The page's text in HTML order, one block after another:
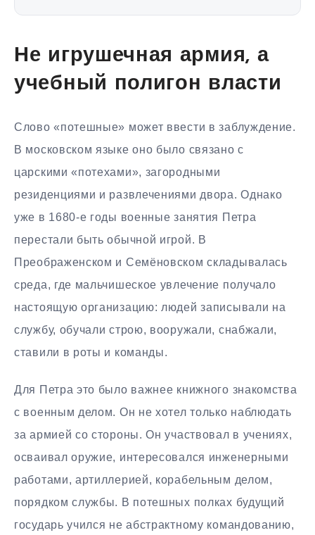
Не игрушечная армия, а
учебный полигон власти
Слово «потешные» может ввести в заблуждение.
В московском языке оно было связано с
царскими «потехами», загородными
резиденциями и развлечениями двора. Однако
уже в 1680-е годы военные занятия Петра
перестали быть обычной игрой. В
Преображенском и Семёновском складывалась
среда, где мальчишеское увлечение получало
настоящую организацию: людей записывали на
службу, обучали строю, вооружали, снабжали,
ставили в роты и команды.
Для Петра это было важнее книжного знакомства
с военным делом. Он не хотел только наблюдать
за армией со стороны. Он участвовал в учениях,
осваивал оружие, интересовался инженерными
работами, артиллерией, корабельным делом,
порядком службы. В потешных полках будущий
государь учился не абстрактному командованию,